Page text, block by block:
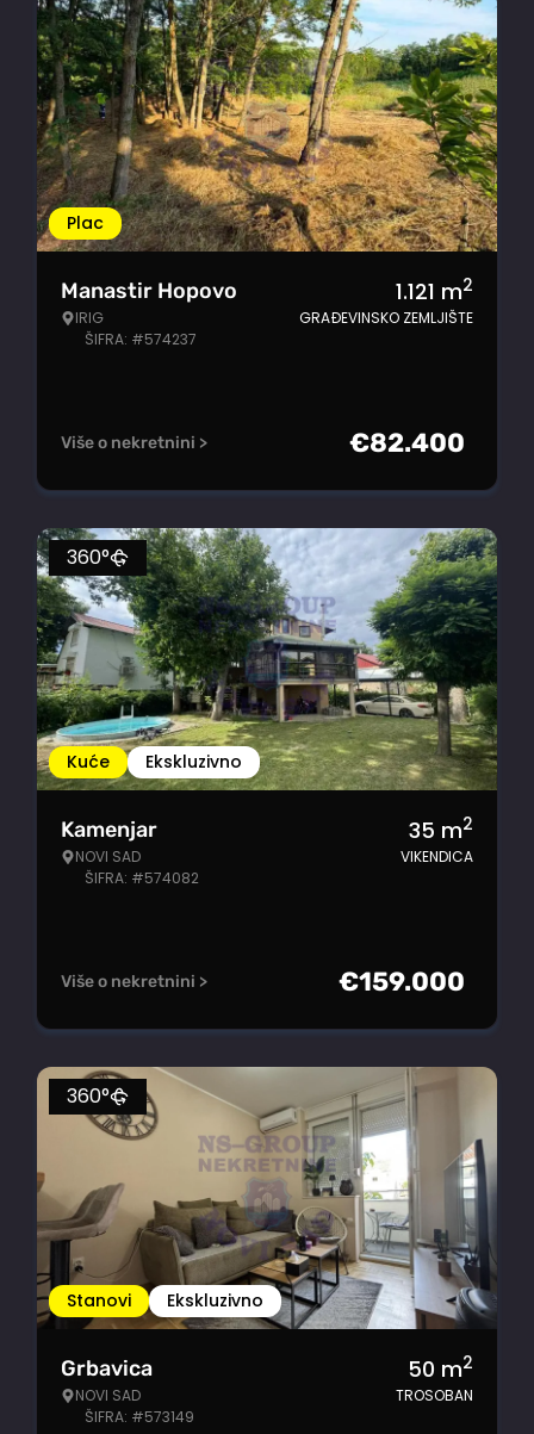
Plac
Manastir Hopovo
IRIG
ŠIFRA: #574237
1.121 m2
GRAĐEVINSKO ZEMLJIŠTE
Više o nekretnini > €82.400
Kuće Ekskluzivno
360°
Kamenjar
NOVI SAD
ŠIFRA: #574082
35 m2
VIKENDICA
Više o nekretnini > €159.000
Stanovi Ekskluzivno
360°
Grbavica
NOVI SAD
ŠIFRA: #573149
50 m2
TROSOBAN